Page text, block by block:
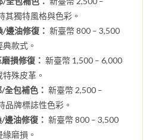
其獨特風格與色彩。
邊油修復： 新臺幣 800 – 3,500
款式。
損修復： 新臺幣 1,500 – 6,000
殊皮革。
全包補色： 新臺幣 2,500 –
品牌標誌性色彩。
邊油修復： 新臺幣 800 – 3,500
磨損。